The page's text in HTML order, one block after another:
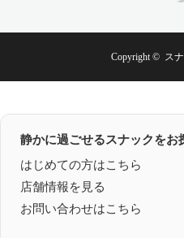
Copyright © ス
静かに過ごせるスナックをお
はじめての方はこちら
店舗情報を見る
お問い合わせはこちら